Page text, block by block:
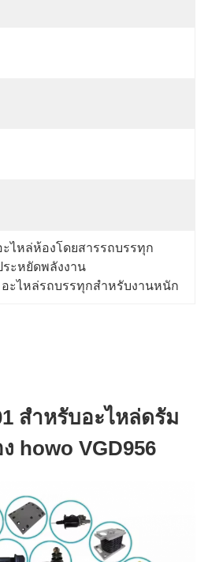
ะไหล่ห้องโดยสารรถบรรทุก
ระหยัดพลังงาน
อะไหล่รถบรรทุกสำหรับงานหนัก
สำหรับอะไหล่ดรัม
howo VGD956